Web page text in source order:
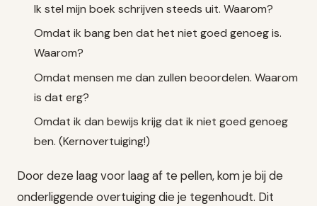
Ik stel mijn boek schrijven steeds uit. Waarom?
Omdat ik bang ben dat het niet goed genoeg is.
Waarom?
Omdat mensen me dan zullen beoordelen. Waarom
is dat erg?
Omdat ik dan bewijs krijg dat ik niet goed genoeg
ben. (Kernovertuiging!)
Door deze laag voor laag af te pellen, kom je bij de
onderliggende overtuiging die je tegenhoudt. Dit